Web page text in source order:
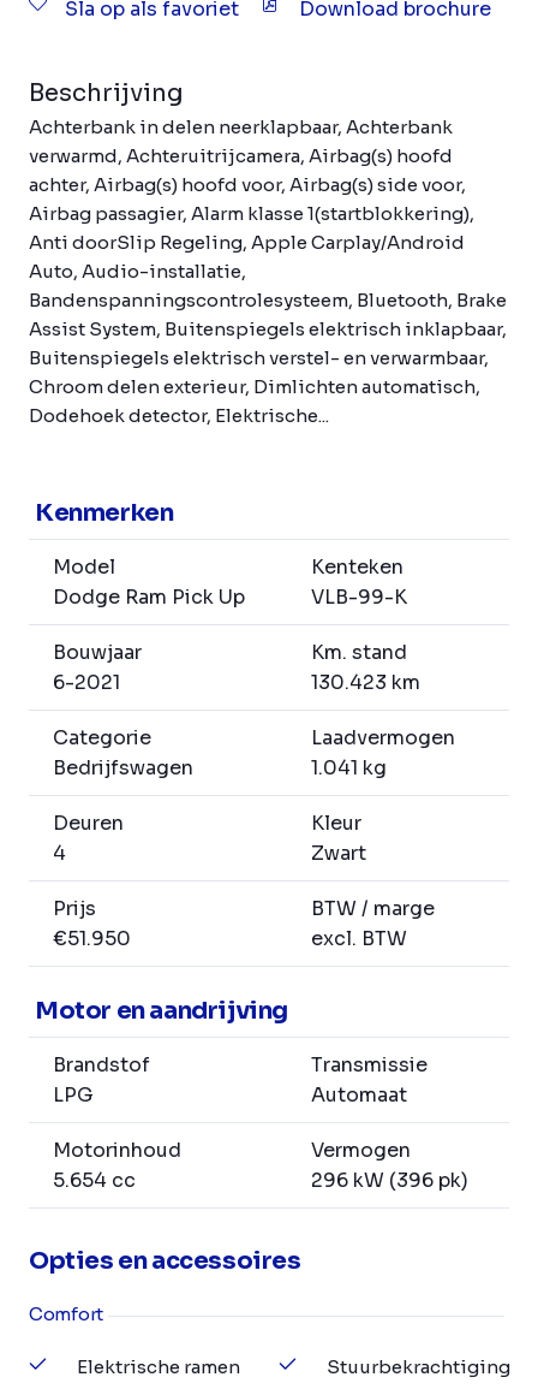
Sla op als favoriet Download brochure
Beschrijving
Achterbank in delen neerklapbaar, Achterbank
verwarmd, Achteruitrijcamera, Airbag(s) hoofd
achter, Airbag(s) hoofd voor, Airbag(s) side voor,
Airbag passagier, Alarm klasse 1(startblokkering),
Anti doorSlip Regeling, Apple Carplay/Android
Auto, Audio-installatie,
Bandenspanningscontrolesysteem, Bluetooth, Brake
Assist System, Buitenspiegels elektrisch inklapbaar,
Buitenspiegels elektrisch verstel- en verwarmbaar,
Chroom delen exterieur, Dimlichten automatisch,
Dodehoek detector, Elektrische...
Kenmerken
Model
Dodge Ram Pick Up
Kenteken
VLB-99-K
Bouwjaar
6-2021
Km. stand
130.423 km
Categorie
Bedrijfswagen
Laadvermogen
1.041 kg
Deuren
4
Kleur
Zwart
Prijs
€51.950
BTW / marge
excl. BTW
Motor en aandrijving
Brandstof
LPG
Transmissie
Automaat
Motorinhoud
5.654 cc
Vermogen
296 kW (396 pk)
Opties en accessoires
Comfort
Elektrische ramen Stuurbekrachtiging